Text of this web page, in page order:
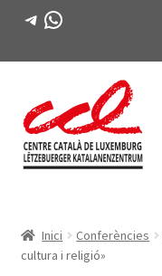
Telegram
WhatsApp
navegació
al
contingut
ACTIVITATS
Inici Conferències
cultura i religió»